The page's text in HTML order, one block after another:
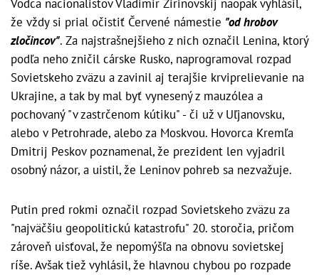
Vodca nacionalistov Vladimir Žirinovskij naopak vyhlásil,
že vždy si prial očistiť Červené námestie "od hrobov
zločincov". Za najstrašnejšieho z nich označil Lenina, ktorý
podľa neho zničil cárske Rusko, naprogramoval rozpad
Sovietskeho zväzu a zavinil aj terajšie krviprelievanie na
Ukrajine, a tak by mal byť vynesený z mauzólea a
pochovaný "v zastrčenom kútiku" - či už v Uľjanovsku,
alebo v Petrohrade, alebo za Moskvou. Hovorca Kremľa
Dmitrij Peskov poznamenal, že prezident len ​​vyjadril
osobný názor, a uistil, že Leninov pohreb sa nezvažuje.
Putin pred rokmi označil rozpad Sovietskeho zväzu za
"najväčšiu geopolitickú katastrofu" 20. storočia, pričom
zároveň uisťoval, že nepomýšľa na obnovu sovietskej
ríše. Avšak tiež vyhlásil, že hlavnou chybou po rozpade